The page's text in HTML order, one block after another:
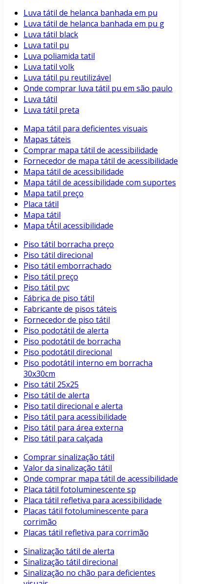
Luva tátil de helanca banhada em pu
Luva tátil de helanca banhada em pu g
Luva tátil black
Luva tatil pu
Luva poliamida tatil
Luva tatil volk
Luva tátil pu reutilizável
Onde comprar luva tátil pu em são paulo
Luva tátil
Luva tátil preta
Mapa tátil para deficientes visuais
Mapas táteis
Comprar mapa tátil de acessibilidade
Fornecedor de mapa tátil de acessibilidade
Mapa tátil de acessibilidade
Mapa tátil de acessibilidade com suportes
Mapa tatil preço
Placa tátil
Mapa tátil
Mapa tÁtil acessibilidade
Piso tátil borracha preço
Piso tátil direcional
Piso tátil emborrachado
Piso tátil preço
Piso tátil pvc
Fábrica de piso tátil
Fabricante de pisos táteis
Fornecedor de piso tátil
Piso podotátil de alerta
Piso podotátil de borracha
Piso podotátil direcional
Piso podotátil interno em borracha
30x30cm
Piso tátil 25x25
Piso tátil de alerta
Piso tatil direcional e alerta
Piso tátil para acessibilidade
Piso tátil para área externa
Piso tátil para calçada
Comprar sinalização tátil
Valor da sinalização tátil
Onde comprar mapa tátil de acessibilidade
Placa tátil fotoluminescente sp
Placa tátil refletiva para acessibilidade
Placas tátil fotoluminescente para
corrimão
Placas tátil refletiva para corrimão
Sinalização tátil de alerta
Sinalização tátil direcional
Sinalização no chão para deficientes